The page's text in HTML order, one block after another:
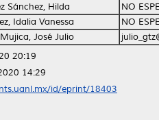
Sánchez, Hilda
NO
Idalia Vanessa
NO
José Julio
20:19
14:29
id/eprint/18403